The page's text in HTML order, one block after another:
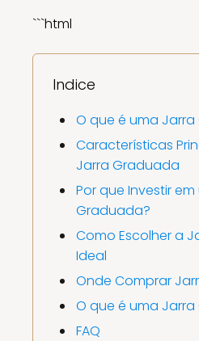
```html
Indice
O que é uma
Características
Jarra Graduada
Por que Investir
Graduada?
Como Escolher a
Ideal
Onde Comprar
O que é uma
FAQ